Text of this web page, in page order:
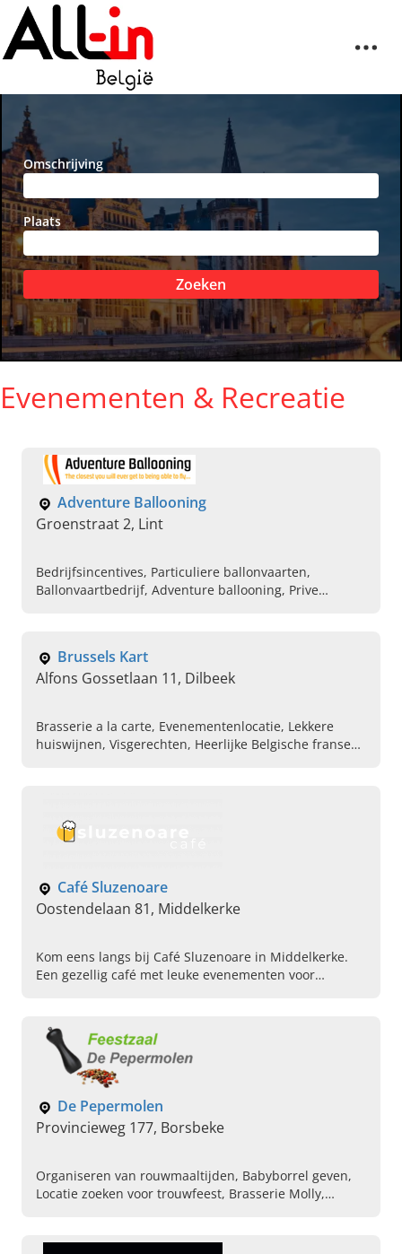
Omschrijving
Plaats
Zoeken
Evenementen & Recreatie
Adventure Ballooning
Groenstraat 2, Lint
Bedrijfsincentives, Particuliere ballonvaarten,
Ballonvaartbedrijf, Adventure ballooning, Prive
Brussels Kart
Alfons Gossetlaan 11, Dilbeek
Brasserie a la carte, Evenementenlocatie, Lekkere
huiswijnen, Visgerechten, Heerlijke Belgische franse
Café Sluzenoare
Oostendelaan 81, Middelkerke
Kom eens langs bij Café Sluzenoare in Middelkerke.
Een gezellig café met leuke evenementen voor
De Pepermolen
Provincieweg 177, Borsbeke
Organiseren van rouwmaaltijden, Babyborrel geven,
Locatie zoeken voor trouwfeest, Brasserie Molly,